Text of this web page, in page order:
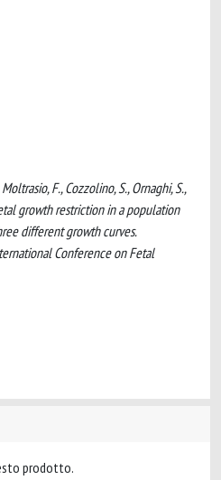
F., Cozzolino, S., Ornaghi, S.,
growth restriction in a population
different growth curves.
Conference on Fetal
prodotto.